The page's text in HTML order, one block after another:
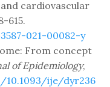
cardiovascular
615.
021-00082-y
From concept
of Epidemiology,
ije/dyr236